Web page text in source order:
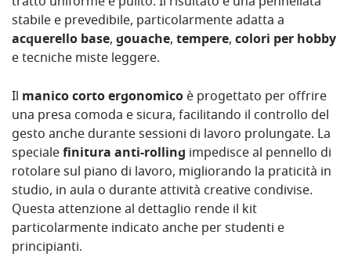
stabile e prevedibile, particolarmente adatta a
acquerello base,gouache,tempere,colori per hobby
e tecniche miste leggere.
Il manico corto ergonomicoè progettato per offrire
una presa comoda e sicura, facilitando il controllo del
gesto anche durante sessioni di lavoro prolungate. La
specialefinitura anti-rolling impedisce al pennello di
rotolare sul piano di lavoro, migliorando la praticità in
studio, in aula o durante attività creative condivise.
Questa attenzione al dettaglio rende il kit
particolarmente indicato anche per studenti e
principianti.